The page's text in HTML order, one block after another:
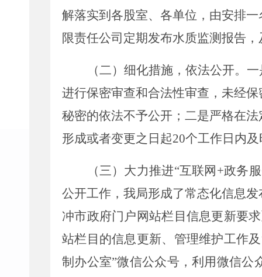
解落实到各股室、各单位，由安排一
限责任公司定期发布水质监测报告
（二）细化措施，依法公开。
进行保密审查和合法性审查，未经
秘密的依法不予公开；二是严格在
形成或者变更之日起20个工作日内
（三） 大力推进“互联网 +政务
公开工作，我局形成了常态化信息
冲市政府门户网站栏目信息更新要
站栏目的信息更新、 管理维护工作
制办公室”微信公众号，利用微信公